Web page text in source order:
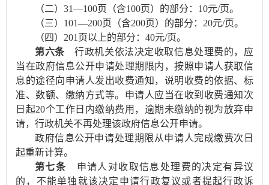
（二）31—100页（含100页）的部分：10元/页。
（三）101—200页（含200页）的部分：20元/页。
（四）201页以上的部分：40元/页。
第六条行政机关依法决定收取信息处理费的，应
当在政府信息公开申请处理期限内，按照申请人获取信
息的途径向申请人发出收费通知，说明收费的依据、标
准、数额、缴纳方式等。申请人应当在收到收费通知次
日起20个工作日内缴纳费用，逾期未缴纳的视为放弃申
请，行政机关不再处理该政府信息公开申请。
政府信息公开申请处理期限从申请人完成缴费次日
起重新计算。
第七条 申请人对收取信息处理费的决定有异议
的，不能单独就该决定申请行政复议或者提起行政诉